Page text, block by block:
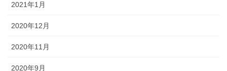
2021年1月
2020年12月
2020年11月
2020年9月